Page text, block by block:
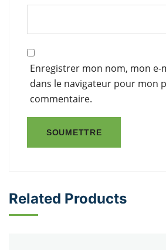
Enregistrer mon nom, mon e-
dans le navigateur pour mon
commentaire.
Related Products